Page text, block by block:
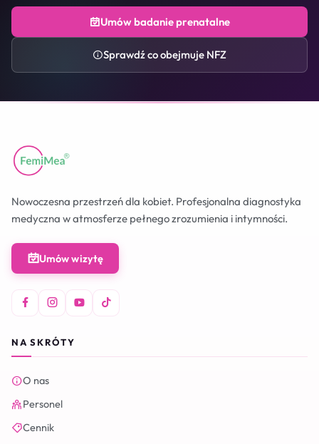
Umów badanie prenatalne
Sprawdź co obejmuje NFZ
Nowoczesna przestrzeń dla kobiet. Profesjonalna diagnostyka
medyczna w atmosferze pełnego zrozumienia i intymności.
Umów wizytę
NA SKRÓTY
O nas
Personel
Cennik